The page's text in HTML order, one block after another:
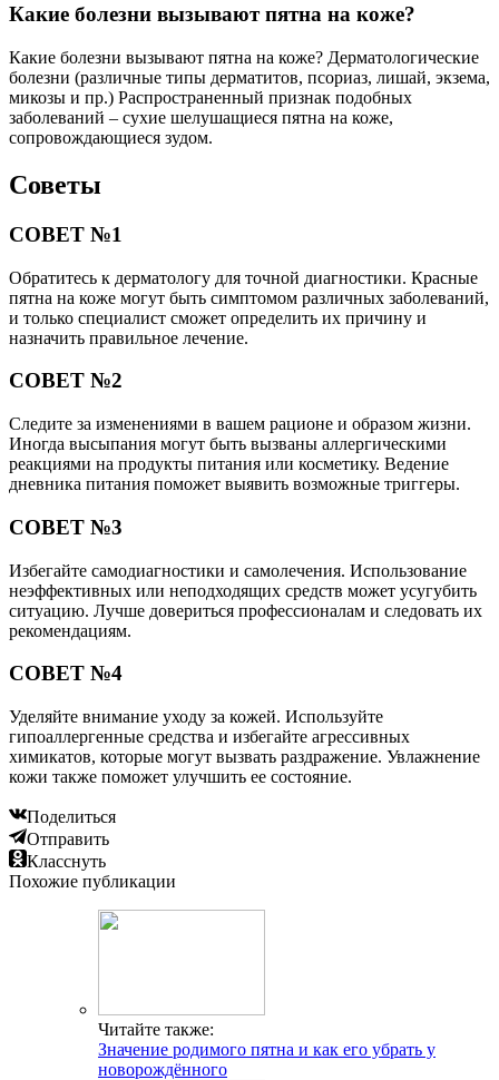
Какие болезни вызывают пятна на коже?
Какие болезни вызывают пятна на коже? Дерматологические
болезни (различные типы дерматитов, псориаз, лишай, экзема,
микозы и пр.) Распространенный признак подобных
заболеваний – сухие шелушащиеся пятна на коже,
сопровождающиеся зудом.
Советы
СОВЕТ №1
Обратитесь к дерматологу для точной диагностики. Красные
пятна на коже могут быть симптомом различных заболеваний,
и только специалист сможет определить их причину и
назначить правильное лечение.
СОВЕТ №2
Следите за изменениями в вашем рационе и образом жизни.
Иногда высыпания могут быть вызваны аллергическими
реакциями на продукты питания или косметику. Ведение
дневника питания поможет выявить возможные триггеры.
СОВЕТ №3
Избегайте самодиагностики и самолечения. Использование
неэффективных или неподходящих средств может усугубить
ситуацию. Лучше довериться профессионалам и следовать их
рекомендациям.
СОВЕТ №4
Уделяйте внимание уходу за кожей. Используйте
гипоаллергенные средства и избегайте агрессивных
химикатов, которые могут вызвать раздражение. Увлажнение
кожи также поможет улучшить ее состояние.
Поделиться
Отправить
Класснуть
Похожие публикации
Читайте также:
Значение родимого пятна и как его убрать у
новорождённого